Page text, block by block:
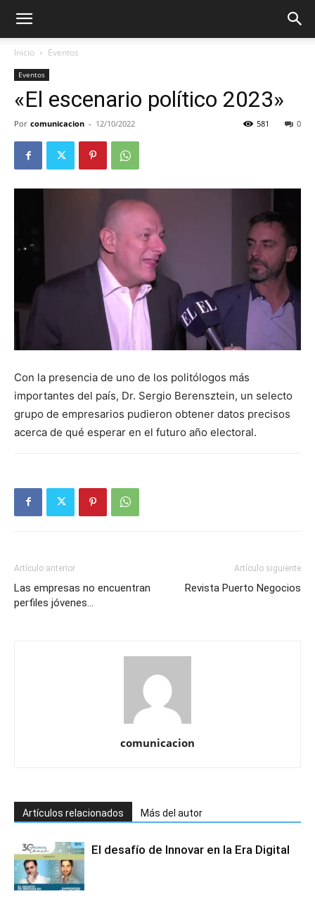
Inicio Eventos
Eventos
«El escenario político 2023»
Por comunicacion - 12/10/2022 0
581
Con la presencia de uno de los politólogos más
importantes del país, Dr. Sergio Berensztein, un selecto
grupo de empresarios pudieron obtener datos precisos
acerca de qué esperar en el futuro año electoral.
Artículo anterior
Las empresas no encuentran
perfiles jóvenes…
Artículo siguiente
Revista Puerto Negocios
comunicacion
Artículos relacionados Más del autor
El desafío de Innovar en la Era Digital